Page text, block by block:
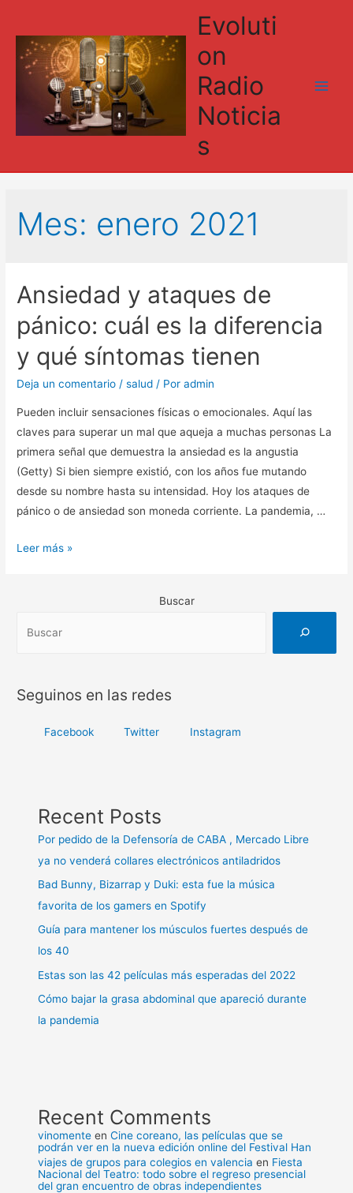
Evoluti
on
Radio
Noticia
s
Mes: enero 2021
Ansiedad y ataques de
pánico: cuál es la diferencia
y qué síntomas tienen
Deja un comentario /salud / Poradmin
Pueden incluir sensaciones físicas o emocionales. Aquí las
claves para superar un mal que aqueja a muchas personas La
primera señal que demuestra la ansiedad es la angustia
(Getty) Si bien siempre existió, con los años fue mutando
desde su nombre hasta su intensidad. Hoy los ataques de
pánico o de ansiedad son moneda corriente. La pandemia, …
Ansiedad
pánico:
diferencia
Leer más »
Buscar
Seguinos en las redes
Facebook Twitter Instagram
Recent Posts
Por pedido de la Defensoría de CABA , Mercado Libre
ya no venderá collares electrónicos antiladridos
Bad Bunny, Bizarrap y Duki: esta fue la música
favorita de los gamers en Spotify
Guía para mantener los músculos fuertes después de
los 40
Estas son las 42 películas más esperadas del 2022
Cómo bajar la grasa abdominal que apareció durante
la pandemia
Recent Comments
vinomente enCine coreano, las películas que se
podrán ver en la nueva edición online del Festival Han
viajes de grupos para colegios en valencia en Fiesta
Nacional del Teatro: todo sobre el regreso presencial
del gran encuentro de obras independientes